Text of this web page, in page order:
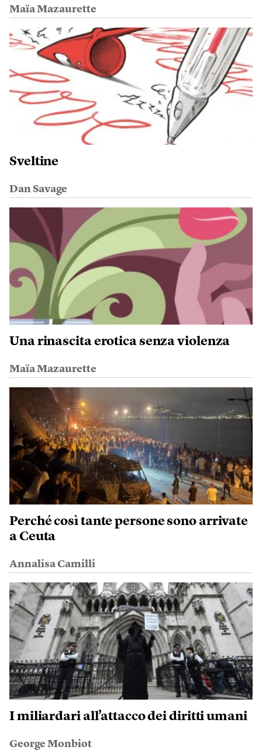
Maïa Mazaurette
Sveltine
Dan Savage
Una rinascita erotica senza violenza
Maïa Mazaurette
Perché così tante persone sono arrivate
a Ceuta
Annalisa Camilli
I miliardari all’attacco dei diritti umani
George Monbiot